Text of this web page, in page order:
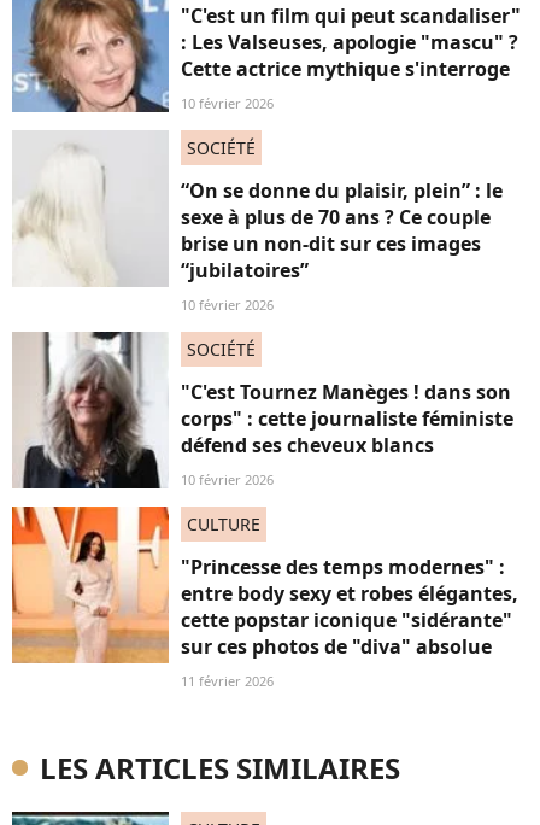
"C'est un film qui peut scandaliser"
: Les Valseuses, apologie "mascu" ?
Cette actrice mythique s'interroge
10 février 2026
SOCIÉTÉ
“On se donne du plaisir, plein” : le
sexe à plus de 70 ans ? Ce couple
brise un non-dit sur ces images
“jubilatoires”
10 février 2026
SOCIÉTÉ
"C'est Tournez Manèges ! dans son
corps" : cette journaliste féministe
défend ses cheveux blancs
10 février 2026
CULTURE
"Princesse des temps modernes" :
entre body sexy et robes élégantes,
cette popstar iconique "sidérante"
sur ces photos de "diva" absolue
11 février 2026
LES ARTICLES SIMILAIRES